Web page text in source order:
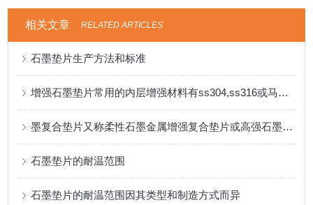
相关文章 RELATED ARTICLES
石墨垫片生产方法和标准
增强石墨垫片常用的内层增强材料有ss304,ss316或马口铁等
墨复合垫片又称柔性石墨金属增强复合垫片或高强石墨垫片
石墨垫片的耐温范围
石墨垫片的耐温范围因其类型和制造方式而异